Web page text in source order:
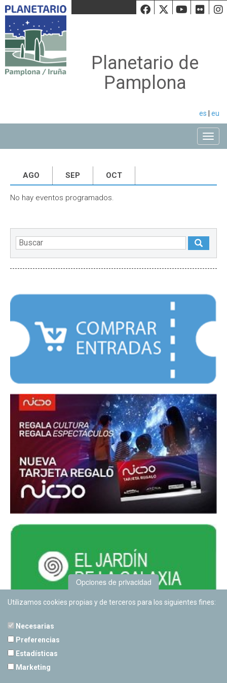
Facebook
Twiiter
Planetario de
Pamplona
es eu
AGO SEP OCT
No hay eventos programados.
Opciones de privacidad
Utilizamos cookies propias y de terceros para los siguientes fines:
Necesarias
Preferencias
Estadísticas
Marketing